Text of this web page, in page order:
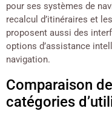
pour ses systèmes de
recalcul d’itinéraires et
proposent aussi des
options d’assistance
navigation.
Comparaison
catégories